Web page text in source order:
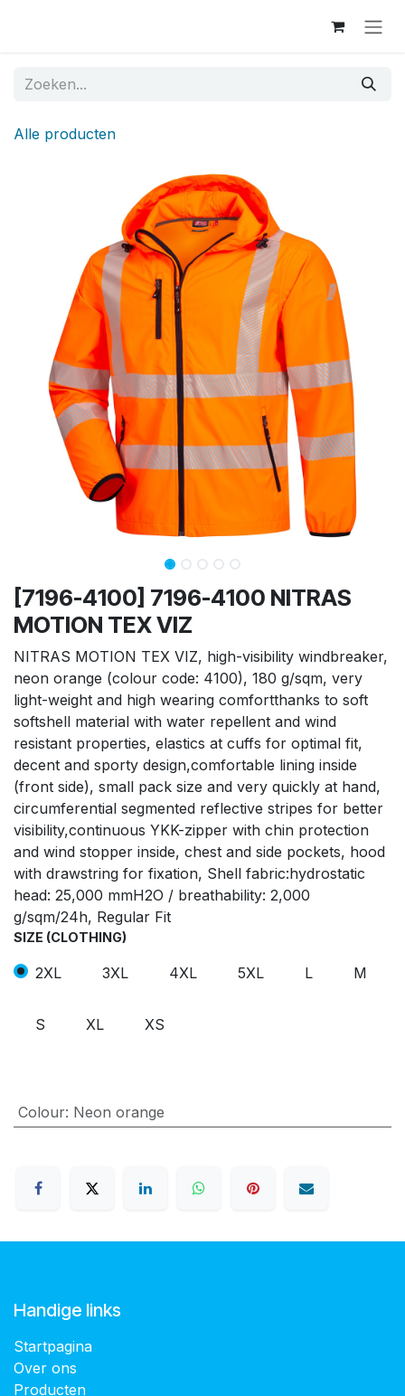
Alle producten
[7196-4100] 7196-4100 NITRAS
MOTION TEX VIZ
NITRAS MOTION TEX VIZ, high-visibility windbreaker,
neon orange (colour code: 4100), 180 g/sqm, very
light-weight and high wearing comfortthanks to soft
softshell material with water repellent and wind
resistant properties, elastics at cuffs for optimal fit,
decent and sporty design,comfortable lining inside
(front side), small pack size and very quickly at hand,
circumferential segmented reflective stripes for better
visibility,continuous YKK-zipper with chin protection
and wind stopper inside, chest and side pockets, hood
with drawstring for fixation, Shell fabric:hydrostatic
head: 25,000 mmH2O / breathability: 2,000
g/sqm/24h, Regular Fit
SIZE (CLOTHING)
2XL 3XL 4XL 5XL L M
S XL XS
Colour: Neon orange
Handige links
Startpagina
Over ons
Producten